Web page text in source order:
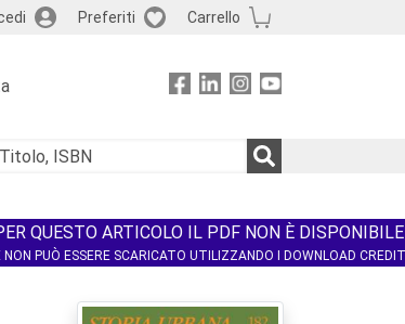
Preferiti Carrello
QUESTO ARTICOLO IL PDF NON È DISPONIBILE
NON PUÒ ESSERE SCARICATO UTILIZZANDO I DOWNLOAD CREDIT